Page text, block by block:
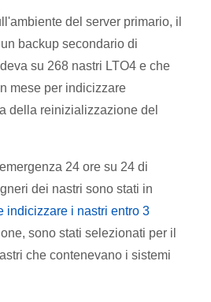
del server primario, il
backup secondario di
su 268 nastri LTO4 e che
mese per indicizzare
della reinizializzazione del
24 ore su 24 di
dei nastri sono stati in
indicizzare i nastri entro 3
sono stati selezionati per il
che contenevano i sistemi